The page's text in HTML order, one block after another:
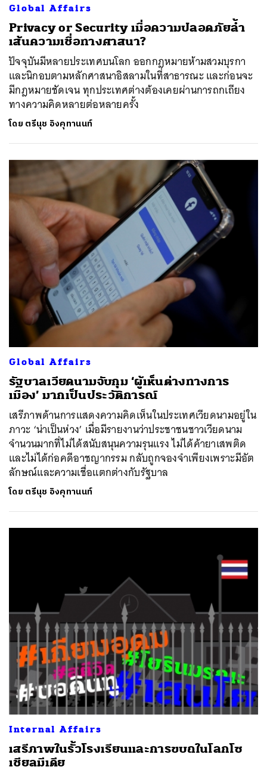
Global Affairs
Privacy or Security เมื่อความปลอดภัยล้ำ
เส้นความเชื่อทางศาสนา?
ปัจจุบันมีหลายประเทศบนโลก ออกกฎหมายห้ามสวมบุรกา
และนิกอบตามหลักศาสนาอิสลามในที่สาธารณะ และก่อนจะ
มีกฎหมายชัดเจน ทุกประเทศต่างต้องเคยผ่านการถกเถียง
ทางความคิดหลายต่อหลายครั้ง
โดย ตรีนุช อิงคุทานนท์
Global Affairs
รัฐบาลเวียดนามจับกุม ‘ผู้เห็นต่างทางการ
เมือง’ มากเป็นประวัติการณ์
เสรีภาพด้านการแสดงความคิดเห็นในประเทศเวียดนามอยู่ใน
ภาวะ ‘น่าเป็นห่วง’ เมื่อมีรายงานว่าประชาชนชาวเวียดนาม
จำนวนมากที่ไม่ได้สนับสนุนความรุนแรง ไม่ได้ค้ายาเสพติด
และไม่ได้ก่อคดีอาชญากรรม กลับถูกจองจำเพียงเพราะมีอัต
ลักษณ์และความเชื่อแตกต่างกับรัฐบาล
โดย ตรีนุช อิงคุทานนท์
Internal Affairs
เสรีภาพในรั้วโรงเรียนและการขบถในโลกโซ
เชียลมีเดีย